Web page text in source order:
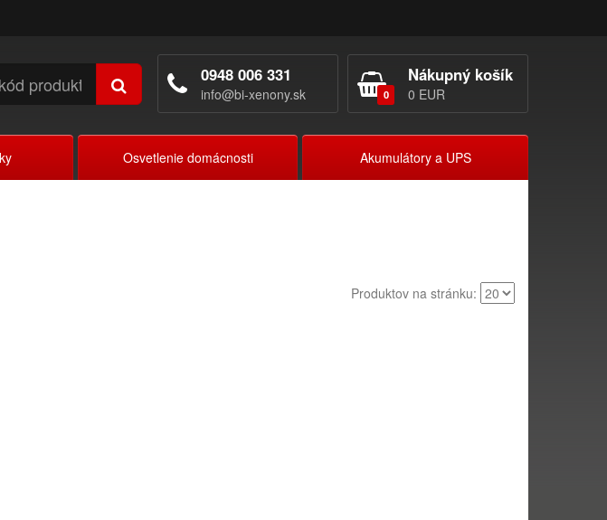
0
Nákupný košík
0 EUR
0948 006 331
info@bi-xenony.sk
Osvetlenie domácnosti Akumulátory a UPS
Produktov na stránku: